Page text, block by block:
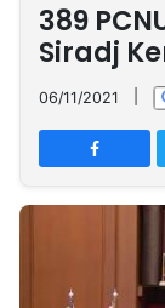
Nasional
International
Olahraga
Entertainment
Daerah
Pariwisata
Kuliner
Kolom
Network
PT
TREETAN
MULTIMEDIA
389
Siradj
06/11/2021